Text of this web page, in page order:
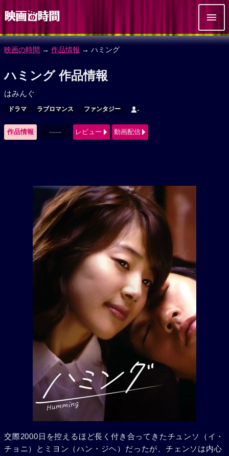
映画の時間 → 作品情報 → ハミング
ハミング 作品情報
はみんぐ
ドラマ ラブロマンス ファンタジー -
作品情報 ------ レビュー 動画配信
交際2000日を控えるほど長く付き合ってきたチュンソ（イ・
チョニ）とミヨン（ハン・ジヘ）だったが、チェンソは内心